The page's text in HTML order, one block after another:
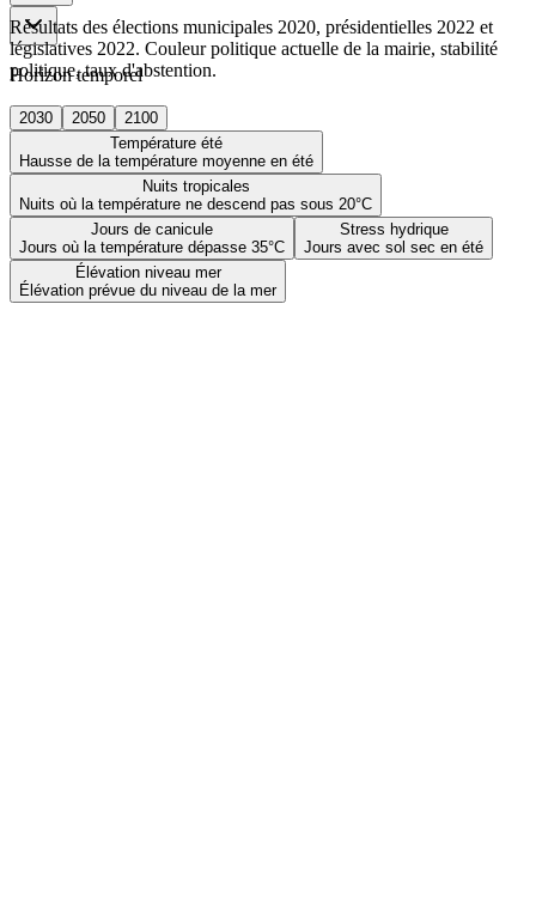
Horizon temporel
2030 2050
2100
Température été
Hausse de la température moyenne en été
Nuits tropicales
Nuits où la température ne descend pas sous 20°C
Jours de canicule
Jours où la température dépasse 35°C
Stress hydrique
Jours avec sol sec en été
Élévation niveau mer
Élévation prévue du niveau de la mer
Résultats des élections municipales 2020, présidentielles 2022 et
législatives 2022. Couleur politique actuelle de la mairie, stabilité
politique, taux d'abstention.